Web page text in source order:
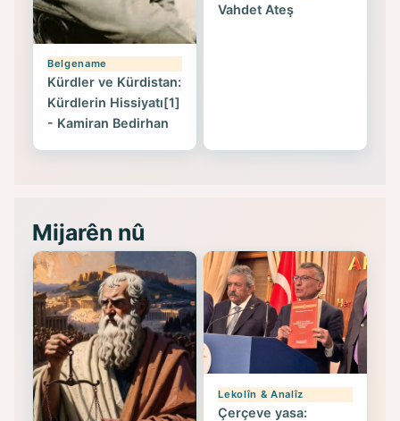
Belgename
Kürdler ve Kürdistan:
Kürdlerin Hissiyatı[1]
- Kamiran Bedirhan
Vahdet Ateş
Mijarên nû
Lekolîn & Analîz
Çerçeve yasa: